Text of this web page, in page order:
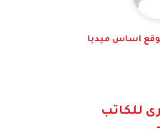
اساس ميديا
للكاتب